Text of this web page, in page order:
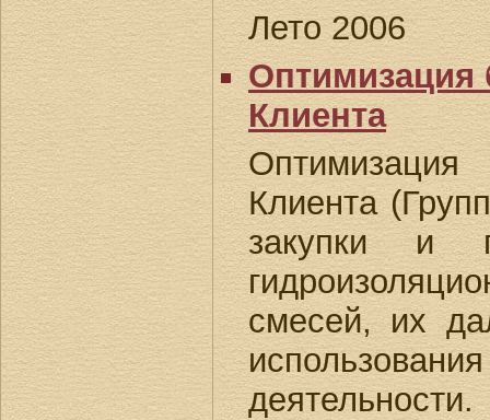
Лето 2006
Оптимизация
Клиента
Клиента
закупки и
смесей, их
деятельности.